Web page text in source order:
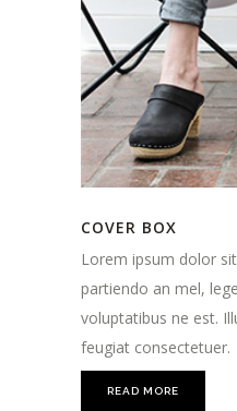
COVER BOX
Lorem ipsum dolor
partiendo an mel,
voluptatibus ne est.
feugiat consectetuer.
READ MORE